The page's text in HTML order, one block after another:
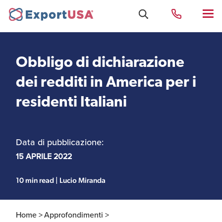
Uffici e Team Exportusa
di Rimini
ExportUSA a Bruxelles
Perchè gli Stati Uniti
Fiscali
Visti USA
Obbligo di dichiarazione
dei redditi in America per i
residenti Italiani
Data di pubblicazione:
15 APRILE 2022
10 min read | Lucio Miranda
Home >Approfondimenti >